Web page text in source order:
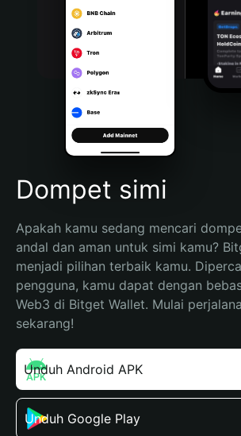
Português (Portugal)
Bahasa Indonesia
Português (Brasil)
Español (Argentina)
Dompet simi
Apakah kamu sedang mencari
andal dan aman untuk simi kamu?
menjadi pilihan terbaik kamu.
pengguna, kamu dapat dengan
Web3 di Bitget Wallet. Mulai
sekarang!
Unduh Android APK
Unduh Google Play